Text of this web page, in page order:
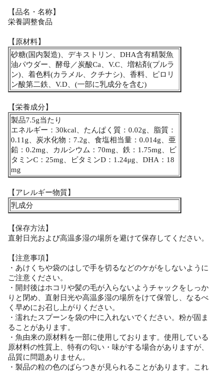
【品名・名称】
栄養調整食品
【原材料】
砂糖(国内製造)、デキストリン、DHA含有精製魚
油パウダー、酵母／炭酸Ca、V.C、増粘剤(プルラ
ン)、着色料(カラメル、クチナシ)、香料、ピロリ
ン酸第二鉄、V.D、(一部に乳成分を含む)
【栄養成分】
製品7.5g当たり
エネルギー：30kcal、たんぱく質：0.02g、脂質：
0.11g、炭水化物：7.2g、食塩相当量：0.014g、亜
鉛：0.2mg、カルシウム：70mg、鉄：1.75mg、ビ
タミンC：25mg、ビタミンD：1.24μg、DHA：18
mg
【アレルギー物質】
乳成分
【保存方法】
直射日光および高温多湿の場所を避けて保存してください。
【注意事項】
・あけくちや袋のはしで手を切るなどのケがをしないように
ご注意ください。
・開封後はホコリや髪の毛が入らないようチャックをしっか
りと閉め、直射日光や高温多湿の場所をけて保管し、なるべ
く早めにお召し上がりください。
・濡れたスプーンを袋の中に入れないでください。粉が固ま
ることがあります。
・魚由来の原材料を一部に使用しております。使用している
原材料の性質上、特有の匂い・味がする場合がありますが、
品質に問題ありません。
・製品の粒の色のばらつきが見られることがあります。これ